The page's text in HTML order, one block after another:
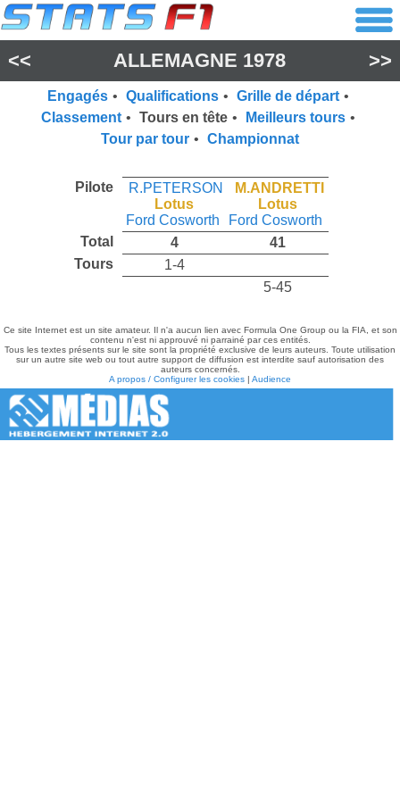
<< ALLEMAGNE 1978 >>
Engagés • Qualifications • Grille de départ •
Classement • Tours en tête • Meilleurs tours •
Tour par tour • Championnat
Pilote
R.PETERSON
Lotus
Ford Cosworth
M.ANDRETTI
Lotus
Ford Cosworth
Total
4
41
Tours
1-4
5-45
Ce site Internet est un site amateur. Il n'a aucun lien avec Formula One Group ou la FIA, et son
contenu n'est ni approuvé ni parrainé par ces entités.
Tous les textes présents sur le site sont la propriété exclusive de leurs auteurs. Toute utilisation
sur un autre site web ou tout autre support de diffusion est interdite sauf autorisation des
auteurs concernés.
A propos / Configurer les cookies | Audience